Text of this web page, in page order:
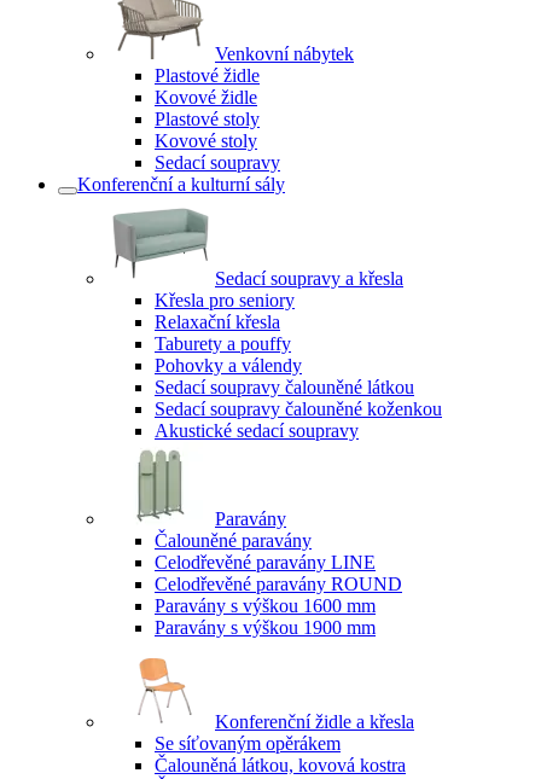
Venkovní nábytek
Plastové židle
Kovové židle
Plastové stoly
Kovové stoly
Sedací soupravy
Konferenční a kulturní sály
Sedací soupravy a křesla
Křesla pro seniory
Relaxační křesla
Taburety a pouffy
Pohovky a válendy
Sedací soupravy čalouněné látkou
Sedací soupravy čalouněné koženkou
Akustické sedací soupravy
Paravány
Čalouněné paravány
Celodřevěné paravány LINE
Celodřevěné paravány ROUND
Paravány s výškou 1600 mm
Paravány s výškou 1900 mm
Konferenční židle a křesla
Se síťovaným opěrákem
Čalouněná látkou, kovová kostra